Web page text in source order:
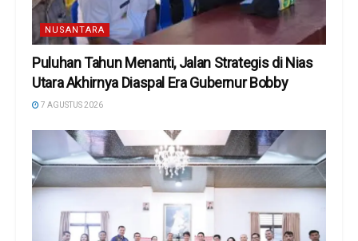
NUSANTARA
Puluhan Tahun Menanti, Jalan Strategis di Nias
Utara Akhirnya Diaspal Era Gubernur Bobby
7 AGUSTUS 2026